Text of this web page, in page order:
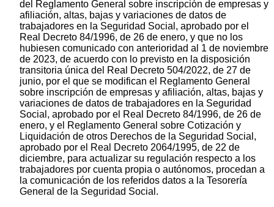
del Reglamento General sobre inscripción de empresas y
afiliación, altas, bajas y variaciones de datos de
trabajadores en la Seguridad Social, aprobado por el
Real Decreto 84/1996, de 26 de enero, y que no los
hubiesen comunicado con anterioridad al 1 de noviembre
de 2023, de acuerdo con lo previsto en la disposición
transitoria única del Real Decreto 504/2022, de 27 de
junio, por el que se modifican el Reglamento General
sobre inscripción de empresas y afiliación, altas, bajas y
variaciones de datos de trabajadores en la Seguridad
Social, aprobado por el Real Decreto 84/1996, de 26 de
enero, y el Reglamento General sobre Cotización y
Liquidación de otros Derechos de la Seguridad Social,
aprobado por el Real Decreto 2064/1995, de 22 de
diciembre, para actualizar su regulación respecto a los
trabajadores por cuenta propia o autónomos, procedan a
la comunicación de los referidos datos a la Tesorería
General de la Seguridad Social.